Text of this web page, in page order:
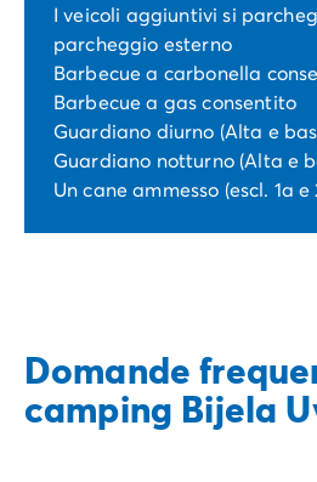
I veicoli aggiuntivi si
parcheggio esterno
Barbecue a carbonella
Barbecue a gas consentito
Guardiano diurno (Alta e
Guardiano notturno (Alta e
Un cane ammesso (escl. 1a
Domande
camping Bijela